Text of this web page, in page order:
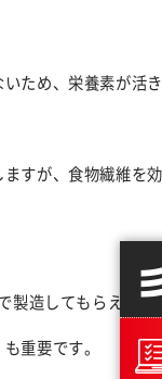
ため、栄養素が活
すが、食物繊維を
製造してもらえる
重要です。